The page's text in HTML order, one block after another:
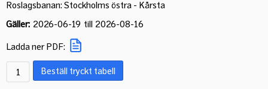
Roslagsbanan: Stockholms östra - Kårsta
Gäller: 2026-06-19 till 2026-08-16
Ladda ner PDF:
Beställ tryckt tabell